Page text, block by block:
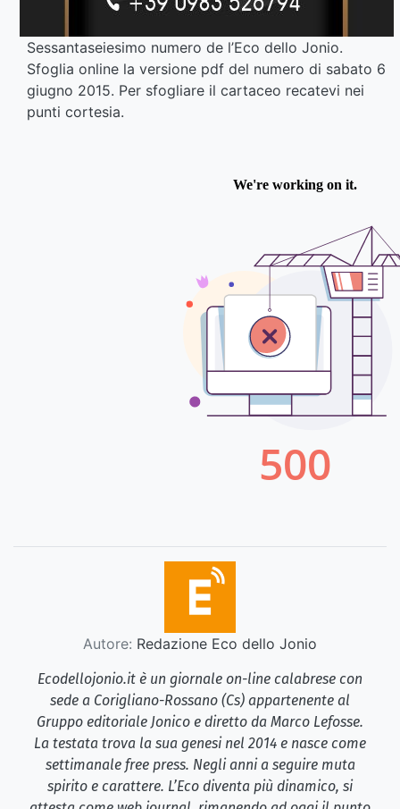
Sessantaseiesimo numero de l’Eco dello Jonio.
Sfoglia online la versione pdf del numero di sabato 6
giugno 2015. Per sfogliare il cartaceo recatevi nei
punti cortesia.
Autore: Redazione Eco dello Jonio
Ecodellojonio.it è un giornale on-line calabrese con
sede a Corigliano-Rossano (Cs) appartenente al
Gruppo editoriale Jonico e diretto da Marco Lefosse.
La testata trova la sua genesi nel 2014 e nasce come
settimanale free press. Negli anni a seguire muta
spirito e carattere. L’Eco diventa più dinamico, si